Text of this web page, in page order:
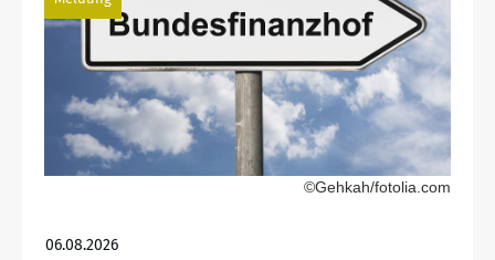
©Gehkah/fotolia.com
06.08.2026